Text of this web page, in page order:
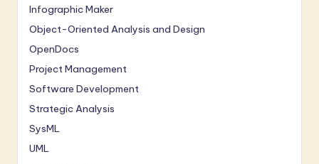
Infographic Maker
Object-Oriented Analysis and Design
OpenDocs
Project Management
Software Development
Strategic Analysis
SysML
UML